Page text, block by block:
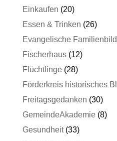
Einkaufen (20)
Essen & Trinken (26)
Evangelische
Fischerhaus(12)
Flüchtlinge(28)
Förderkreis historisches
Freitagsgedanken (30)
GemeindeAkademie(8)
Gesundheit(33)